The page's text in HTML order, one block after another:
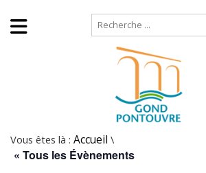
Vous êtes là : Accueil \
« Tous les Évènements